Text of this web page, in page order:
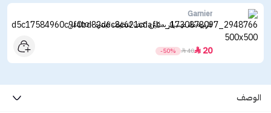
Garnier
غارنييه ماء ميسيلار سكين اكتف لتنظيف البشرة - 400مل
20

40

-50%
الوصف